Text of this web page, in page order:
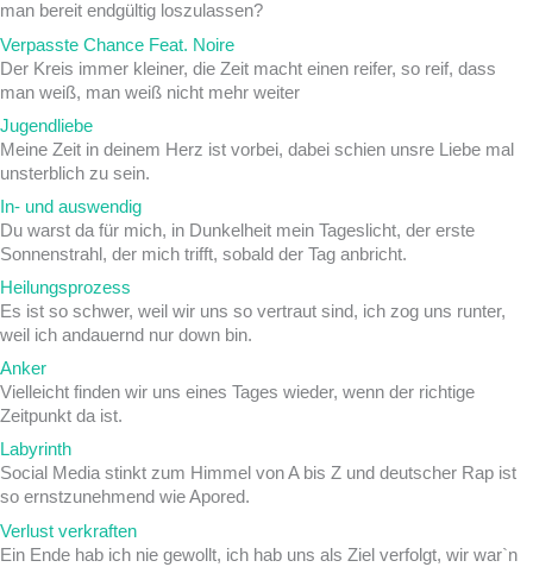
man bereit endgültig loszulassen?
Verpasste Chance Feat. Noire
Der Kreis immer kleiner, die Zeit macht einen reifer, so reif, dass
man weiß, man weiß nicht mehr weiter
Jugendliebe
Meine Zeit in deinem Herz ist vorbei, dabei schien unsre Liebe mal
unsterblich zu sein.
In- und auswendig
Du warst da für mich, in Dunkelheit mein Tageslicht, der erste
Sonnenstrahl, der mich trifft, sobald der Tag anbricht.
Heilungsprozess
Es ist so schwer, weil wir uns so vertraut sind, ich zog uns runter,
weil ich andauernd nur down bin.
Anker
Vielleicht finden wir uns eines Tages wieder, wenn der richtige
Zeitpunkt da ist.
Labyrinth
Social Media stinkt zum Himmel von A bis Z und deutscher Rap ist
so ernstzunehmend wie Apored.
Verlust verkraften
Ein Ende hab ich nie gewollt, ich hab uns als Ziel verfolgt, wir war`n